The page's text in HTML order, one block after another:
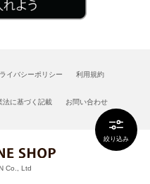
絞り込み
イバシーポリシー 利用規約
法に基づく記載 お問い合わせ
Co., Ltd